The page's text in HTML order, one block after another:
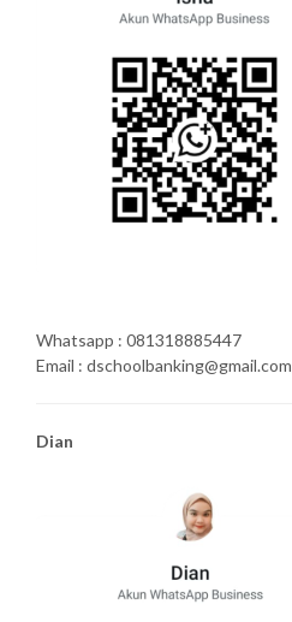
Whatsapp : 081318885447
Email : dschoolbanking@gmail.com
Dian